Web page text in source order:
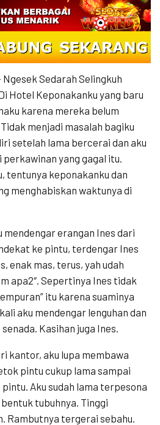
Ngesek Sedarah Selingkuh
Hotel Keponakanku yang baru
karena mereka belum
menjadi masalah bagiku
setelah lama bercerai dan aku
yang gagal itu.
tentunya keponakanku dan
menghabiskan waktunya di
mendengar erangan Ines dari
ke pintu, terdengar Ines
enak mas, terus, yah udah
apa2″. Sepertinya Ines tidak
itu karena suaminya
aku mendengar lenguhan dan
Kasihan juga Ines.
kantor, aku lupa membawa
pintu cukup lama sampai
Aku sudah lama terpesona
tubuhnya. Tinggi
Rambutnya tergerai sebahu.